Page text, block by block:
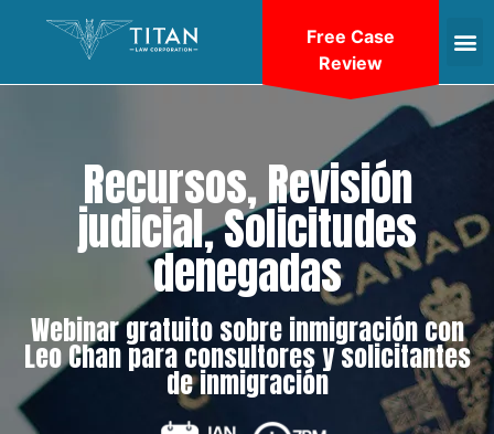
Recursos, Revisión
judicial, Solicitudes
denegadas
Webinar gratuito sobre inmigración con
Leo Chan para consultores y solicitantes
de inmigración
Free Case
Review